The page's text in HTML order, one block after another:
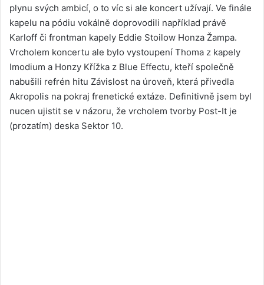
plynu svých ambicí, o to víc si ale koncert užívají. Ve finále
kapelu na pódiu vokálně doprovodili například právě
Karloff či frontman kapely Eddie Stoilow Honza Žampa.
Vrcholem koncertu ale bylo vystoupení Thoma z kapely
Imodium a Honzy Křížka z Blue Effectu, kteří společně
nabušili refrén hitu Závislost na úroveň, která přivedla
Akropolis na pokraj frenetické extáze. Definitivně jsem byl
nucen ujistit se v názoru, že vrcholem tvorby Post-It je
(prozatím) deska Sektor 10.